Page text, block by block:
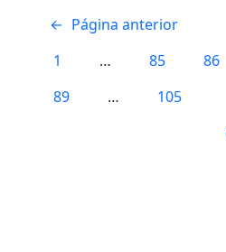
← Página anterior
1
… 85 86
89
…
105